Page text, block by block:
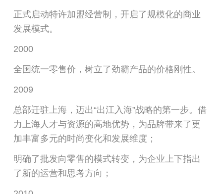
正式启动特许加盟经营制，开启了规模化的商业
发展模式。
2000
全国统一零售价，树立了劲霸产品的价格刚性。
2009
总部迁驻上海，迈出“出江入海”战略的第一步。借
力上海人才与资源的高地优势，为品牌带来了更
加丰富多元的时尚变化和发展维度；
明确了批发向零售的模式转变，为企业上下指出
了新的运营和思考方向；